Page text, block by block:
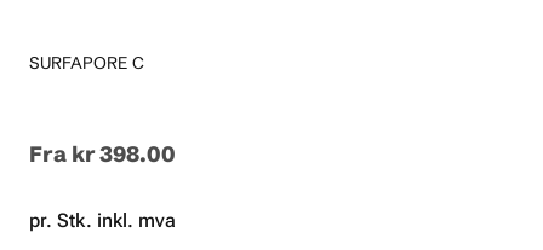
SURFAPORE C
Fra kr 398.00
pr. Stk. inkl. mva